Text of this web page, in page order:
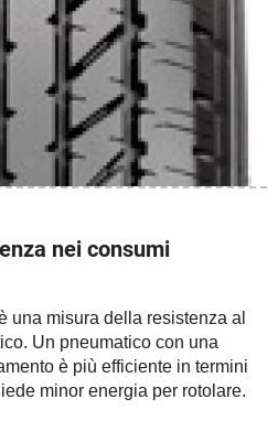
nei consumi
una misura della resistenza al
Un pneumatico con una
è più efficiente in termini
minor energia per rotolare.